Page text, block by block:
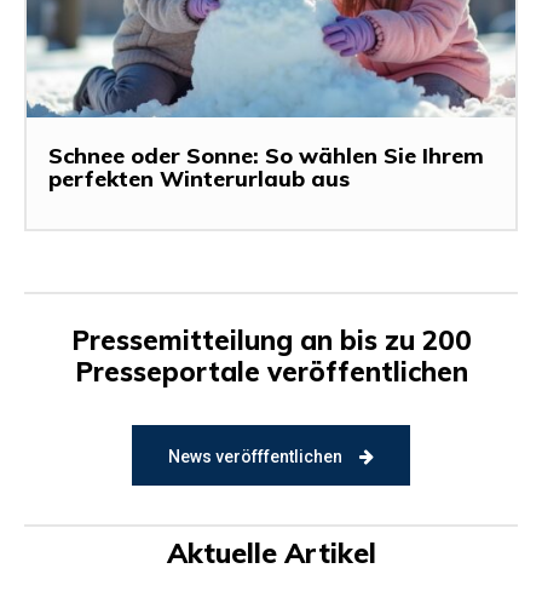
Schnee oder Sonne: So wählen Sie Ihrem
perfekten Winterurlaub aus
Pressemitteilung an bis zu 200
Presseportale veröffentlichen
News veröfffentlichen
Aktuelle Artikel